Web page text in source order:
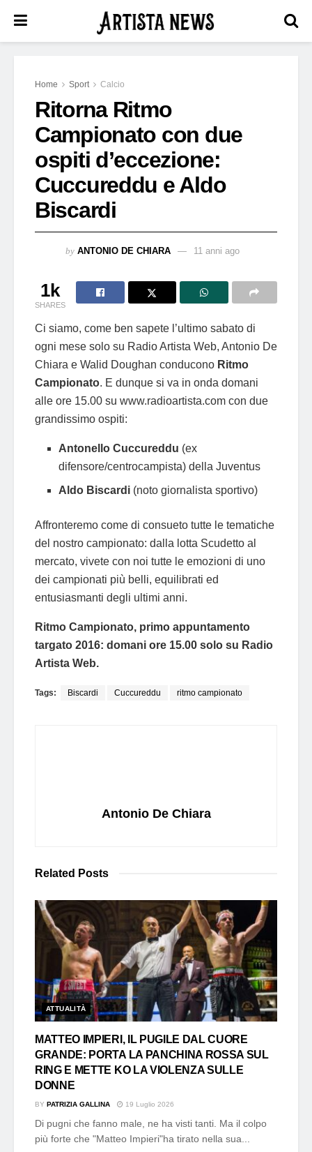
Home Sport Calcio
Ritorna Ritmo
Campionato con due
ospiti d’eccezione:
Cuccureddu e Aldo
Biscardi
by ANTONIO DE CHIARA 11 anni ago
1k
SHARES
Ci siamo, come ben sapete l’ultimo sabato di
ogni mese solo su Radio Artista Web, Antonio De
Chiara e Walid Doughan conducono Ritmo
Campionato. E dunque si va in onda domani
alle ore 15.00 su www.radioartista.com con due
grandissimo ospiti:
Antonello Cuccureddu (ex
difensore/centrocampista) della Juventus
Aldo Biscardi (noto giornalista sportivo)
Affronteremo come di consueto tutte le tematiche
del nostro campionato: dalla lotta Scudetto al
mercato, vivete con noi tutte le emozioni di uno
dei campionati più belli, equilibrati ed
entusiasmanti degli ultimi anni.
Ritmo Campionato, primo appuntamento
targato 2016: domani ore 15.00 solo su Radio
Artista Web.
Tags: Biscardi Cuccureddu ritmo campionato
Antonio De Chiara
Related Posts
ATTUALITÀ
MATTEO IMPIERI, IL PUGILE DAL CUORE
GRANDE: PORTA LA PANCHINA ROSSA SUL
RING E METTE KO LA VIOLENZA SULLE
DONNE
BY PATRIZIA GALLINA 19 Luglio 2026
Di pugni che fanno male, ne ha visti tanti. Ma il colpo
più forte che "Matteo Impieri"ha tirato nella sua...